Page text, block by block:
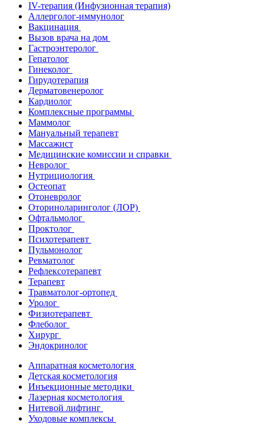
IV-терапия (Инфузионная терапия)
Аллерголог-иммунолог
Вакцинация
Вызов врача на дом
Гастроэнтеролог
Гепатолог
Гинеколог
Гирудотерапия
Дерматовенеролог
Кардиолог
Комплексные программы
Маммолог
Мануальный терапевт
Массажист
Медицинские комиссии и справки
Невролог
Нутрициология
Остеопат
Отоневролог
Оториноларинголог (ЛОР)
Офтальмолог
Проктолог
Психотерапевт
Пульмонолог
Ревматолог
Рефлексотерапевт
Терапевт
Травматолог-ортопед
Уролог
Физиотерапевт
Флеболог
Хирург
Эндокринолог
Аппаратная косметология
Детская косметология
Инъекционные методики
Лазерная косметология
Нитевой лифтинг
Уходовые комплексы